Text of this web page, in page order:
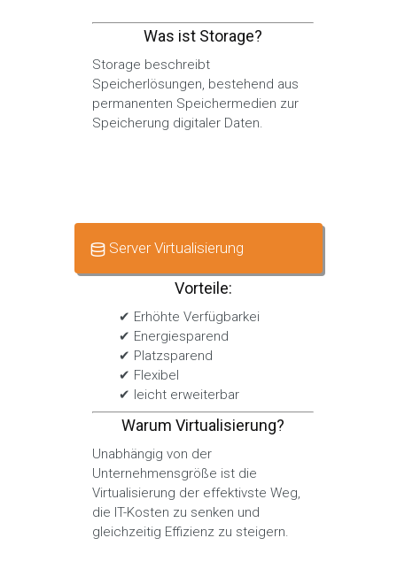
Was ist Storage?
Storage beschreibt
Speicherlösungen, bestehend aus
permanenten Speichermedien zur
Speicherung digitaler Daten.
Server Virtualisierung
Vorteile:
✔ Erhöhte Verfügbarkei
✔ Energiesparend
✔ Platzsparend
✔ Flexibel
✔ leicht erweiterbar
Warum Virtualisierung?
Unabhängig von der
Unternehmensgröße ist die
Virtualisierung der effektivste Weg,
die IT-Kosten zu senken und
gleichzeitig Effizienz zu steigern.